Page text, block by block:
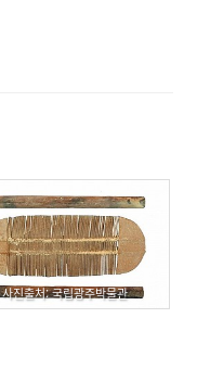
사진출처: 국립광주박물관